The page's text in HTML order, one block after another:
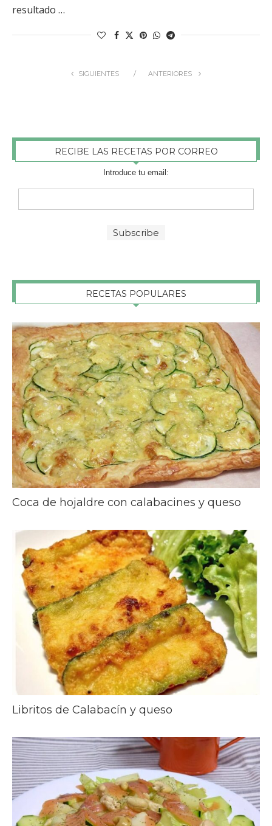
resultado …
SIGUIENTES ANTERIORES
RECIBE LAS RECETAS POR CORREO
Introduce tu email:
RECETAS POPULARES
Coca de hojaldre con calabacines y queso
Libritos de Calabacín y queso